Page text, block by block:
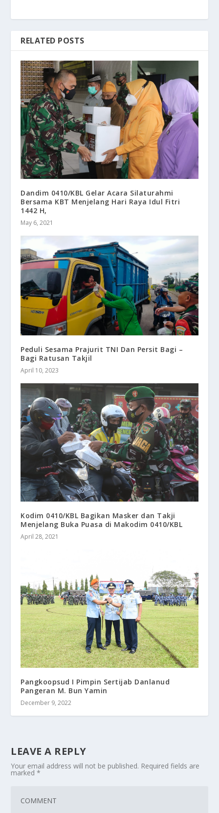
RELATED POSTS
Dandim 0410/KBL Gelar Acara Silaturahmi
Bersama KBT Menjelang Hari Raya Idul Fitri
1442 H,
May 6, 2021
Peduli Sesama Prajurit TNI Dan Persit Bagi –
Bagi Ratusan Takjil
April 10, 2023
Kodim 0410/KBL Bagikan Masker dan Takji
Menjelang Buka Puasa di Makodim 0410/KBL
April 28, 2021
Pangkoopsud I Pimpin Sertijab Danlanud
Pangeran M. Bun Yamin
December 9, 2022
LEAVE A REPLY
Your email address will not be published. Required fields are
marked*